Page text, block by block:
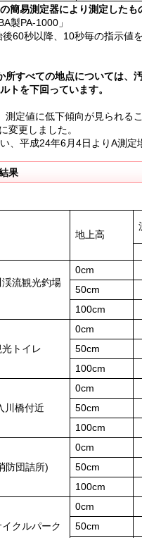
簡易測定器により測定した
PA-1000」
秒以降、10秒毎の指示値を
所すべての地点については、
トを下回っています。
定値に低下傾向が見られる
変更しました。
、平成24年6月4日よりA測定
果
地上高
流観光釣場
0cm
50cm
100cm
トイレ
0cm
50cm
100cm
橋付近
0cm
50cm
100cm
団詰所)
0cm
50cm
100cm
クルパーク
0cm
50cm